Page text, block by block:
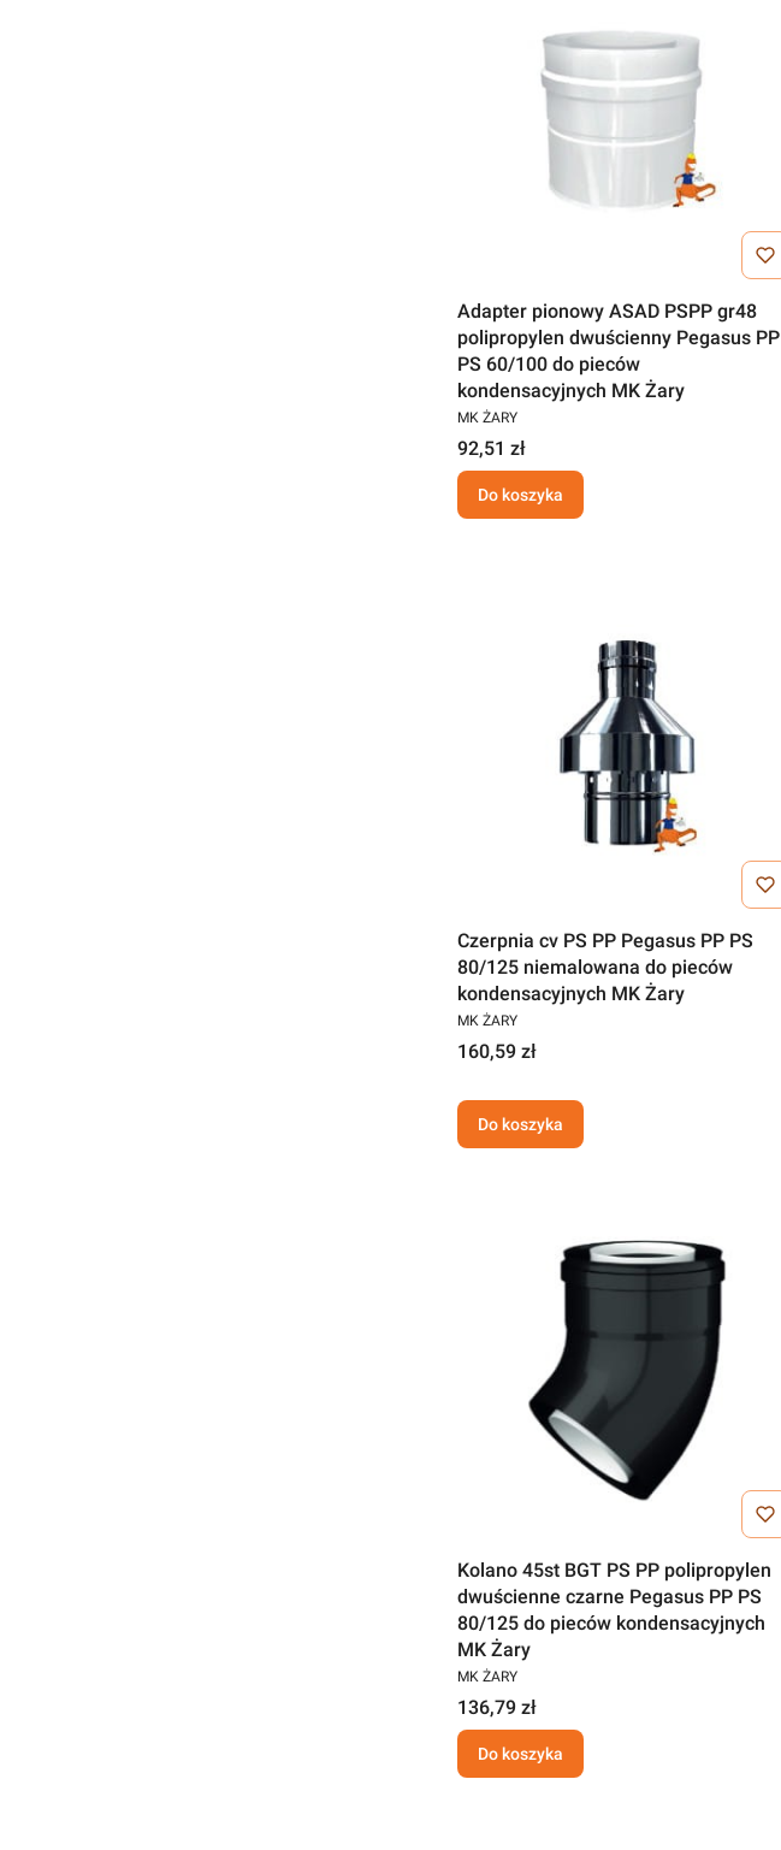
Adapter pionowy ASAD PSPP gr48
polipropylen dwuścienny Pegasus PP
PS 60/100 do pieców
kondensacyjnych MK Żary
MK ŻARY
92,51 zł
Do koszyka
Czerpnia cv PS PP Pegasus PP PS
80/125 niemalowana do pieców
kondensacyjnych MK Żary
MK ŻARY
160,59 zł
Do koszyka
Kolano 45st BGT PS PP polipropylen
dwuścienne czarne Pegasus PP PS
80/125 do pieców kondensacyjnych
MK Żary
MK ŻARY
136,79 zł
Do koszyka